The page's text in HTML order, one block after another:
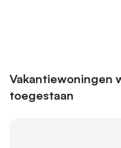
Vakantiewoningen
toegestaan